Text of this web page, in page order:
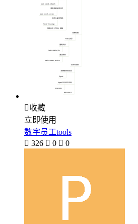
收藏
立即使用
数字员工tools
 326  0  0